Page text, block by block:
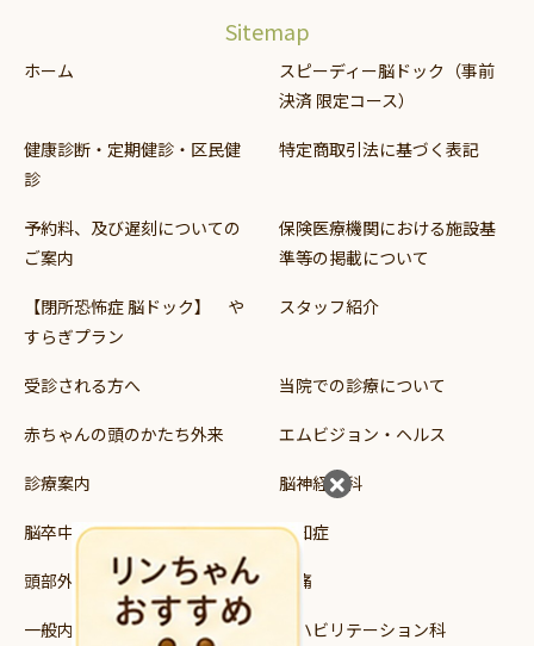
Sitemap
ホーム
スピーディー脳ドック（事前
決済 限定コース）
健康診断・定期健診・区民健
診
特定商取引法に基づく表記
予約料、及び遅刻についての
ご案内
保険医療機関における施設基
準等の掲載について
【閉所恐怖症 脳ドック】 や
すらぎプラン
スタッフ紹介
受診される方へ 当院での診療について
赤ちゃんの頭のかたち外来 エムビジョン・ヘルス
診療案内 脳神経外科
脳卒中 認知症
頭部外傷 頭痛
一般内科 リハビリテーション科